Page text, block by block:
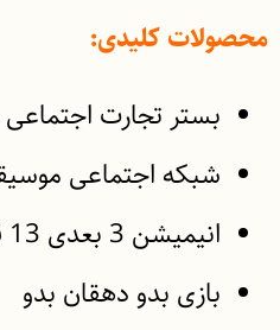
محصولات کلیدی:
بستر تجارت
شبکه اجتماعی
انیمیشن 3 بعدی 13 قسمتی
بازی بدو دهقان بدو